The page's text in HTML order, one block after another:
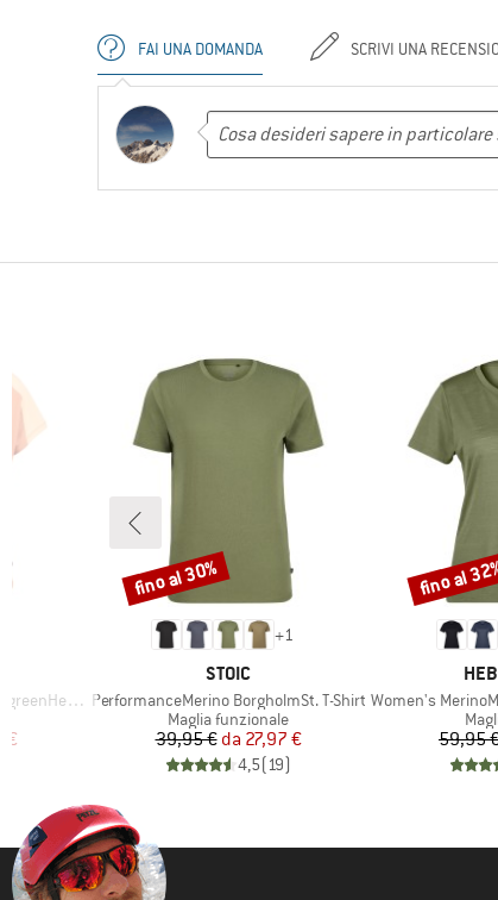
FAI UNA DOMANDA SCRIVI UNA
T-Shirt
€
+1
MARCHIO
STOIC
Articolo
PerformanceMerino BorgholmSt. T-Shirt
Gruppo di prodotti
Maglia funzionale
Prezzo
39,95 € Prezzo ridotto
da 27,97 €
4,5(19)
Sconto
fino al 30%
Articolo
Women's
59,95
Sconto
fino al